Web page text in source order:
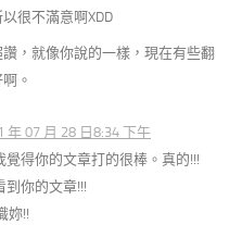
很不滿意啊XDD
，就像你說的一樣，現在有些翻
。
年 07 月 28 日8:34 下午
得你的文章打的很棒。真的!!!
到你的文章!!!
妳!!